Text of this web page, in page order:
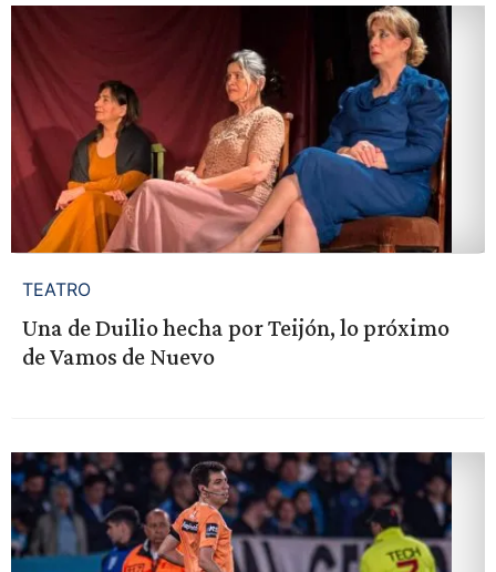
TEATRO
Una de Duilio hecha por Teijón, lo próximo
de Vamos de Nuevo